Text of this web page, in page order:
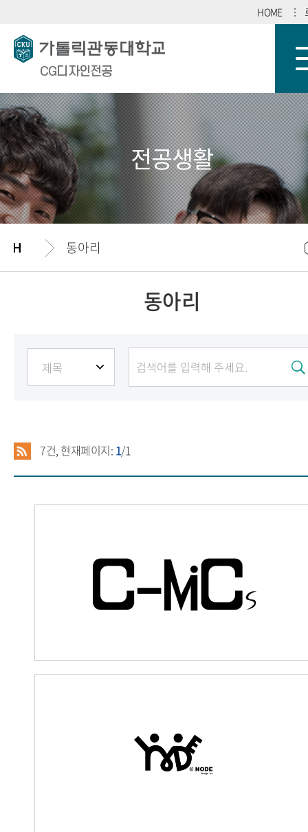
HOME
CG디자인전공
전공생활
동아리
동아리
7건, 현재페이지: 1/1
2026.06.13 권종산